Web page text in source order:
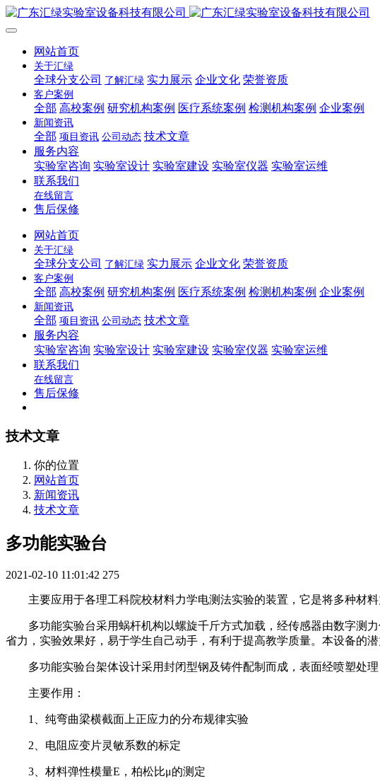
网站首页
关于汇绿
全球分支公司 了解汇绿 实力展示 企业文化 荣誉资质
客户案例
全部 高校案例 研究机构案例 医疗系统案例 检测机构案例 企业案例
新闻资讯
全部 项目资讯 公司动态 技术文章
服务内容
实验室咨询 实验室设计 实验室建设 实验室仪器 实验室运维
联系我们
在线留言
售后保修
网站首页
关于汇绿
全球分支公司 了解汇绿 实力展示 企业文化 荣誉资质
客户案例
全部 高校案例 研究机构案例 医疗系统案例 检测机构案例 企业案例
新闻资讯
全部 项目资讯 公司动态 技术文章
服务内容
实验室咨询 实验室设计 实验室建设 实验室仪器 实验室运维
联系我们
在线留言
售后保修
技术文章
你的位置
网站首页
新闻资讯
技术文章
多功能实验台
2021-02-10 11:01:42 275
主要应用于各理工科院校材料力学电测法实验的装置，它是将多种材料
多功能实验台采用蜗杆机构以螺旋千斤方式加载，经传感器由数字测力
省力，实验效果好，易于学生自己动手，有利于提高教学质量。本设备的
多功能实验台架体设计采用封闭型钢及铸件配制而成，表面经喷塑处理
主要作用：
1、纯弯曲梁横截面上正应力的分布规律实验
2、电阻应变片灵敏系数的标定
3、材料弹性模量E，柏松比μ的测定